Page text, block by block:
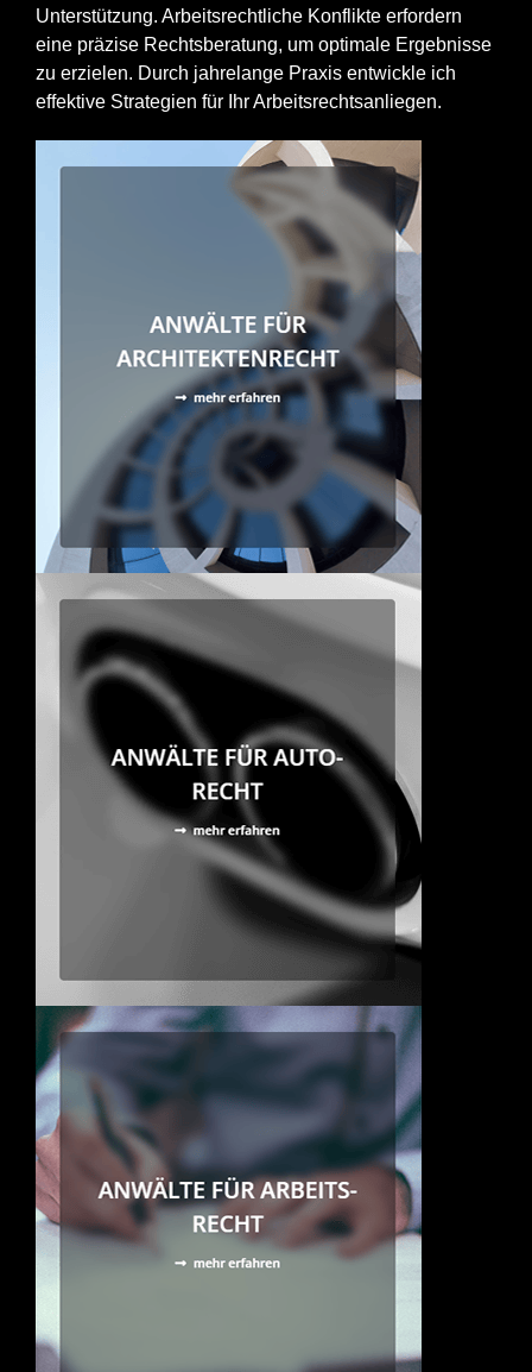
Unterstützung. Arbeitsrechtliche Konflikte erfordern
eine präzise Rechtsberatung, um optimale Ergebnisse
zu erzielen. Durch jahrelange Praxis entwickle ich
effektive Strategien für Ihr Arbeitsrechtsanliegen.